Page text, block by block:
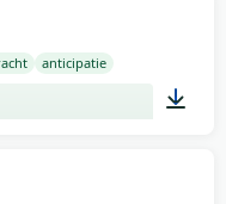
anticipatie